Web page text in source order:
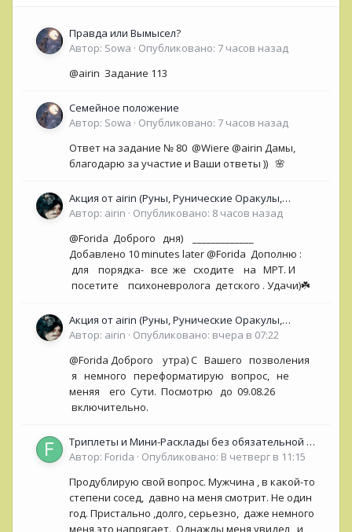
Правда или Вымысел?
Автор: Sowa · Опубликовано: 7 часов назад
@airin Задание 113
Семейное положение
Автор: Sowa · Опубликовано: 7 часов назад
Ответ на задание № 80 @Wiere @airin Дамы,
благодарю за участие и Ваши ответы )) 🌸
Акция от airin (Руны, Рунические Оракулы,
колоды Таро- Рун)
Автор: airin · Опубликовано: 8 часов назад
@Forida Доброго дня) _____________
Добавлено 10 minutes later @Forida Дополню :
для порядка- все же сходите на МРТ. И
посетите психоневролога детского . Удачи)☘️
Акция от airin (Руны, Рунические Оракулы,
колоды Таро- Рун)
Автор: airin · Опубликовано: вчера в 07:22
@Forida Доброго утра) С Вашего позволения
я немного переформатирую вопрос, не
меняя его Сути. Посмотрю до 09.08.26
включительно.
Триплеты и Мини-Расклады без обязательной ОС
для НОВИЧКОВ (<50 сообщений)
Автор: Forida · Опубликовано: В четверг в 11:15
Продублирую свой вопрос. Мужчина , в какой-то
степени сосед, давно на меня смотрит. Не один
год. Пристально ,долго, серьезно, даже немного
меня это напрягает. Однажды меня увидел , и